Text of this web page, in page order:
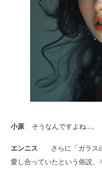
小原 そうなんですよね…。
エンニス さらに「ガラス
愛し合っていたという俗説